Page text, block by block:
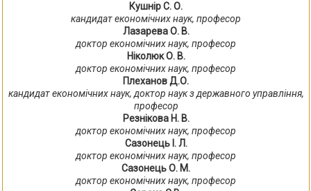
Кушнір С. О.
кандидат економічних наук, професор
Лазарева О. В.
доктор економічних наук, професор
Ніколюк О. В.
доктор економічних наук, професор
Плеханов Д.О.
кандидат економічних наук, доктор наук з державного управління,
професор
Резнікова Н. В.
доктор економічних наук, професор
Сазонець І. Л.
доктор економічних наук, професор
Сазонець О. М.
доктор економічних наук, професор